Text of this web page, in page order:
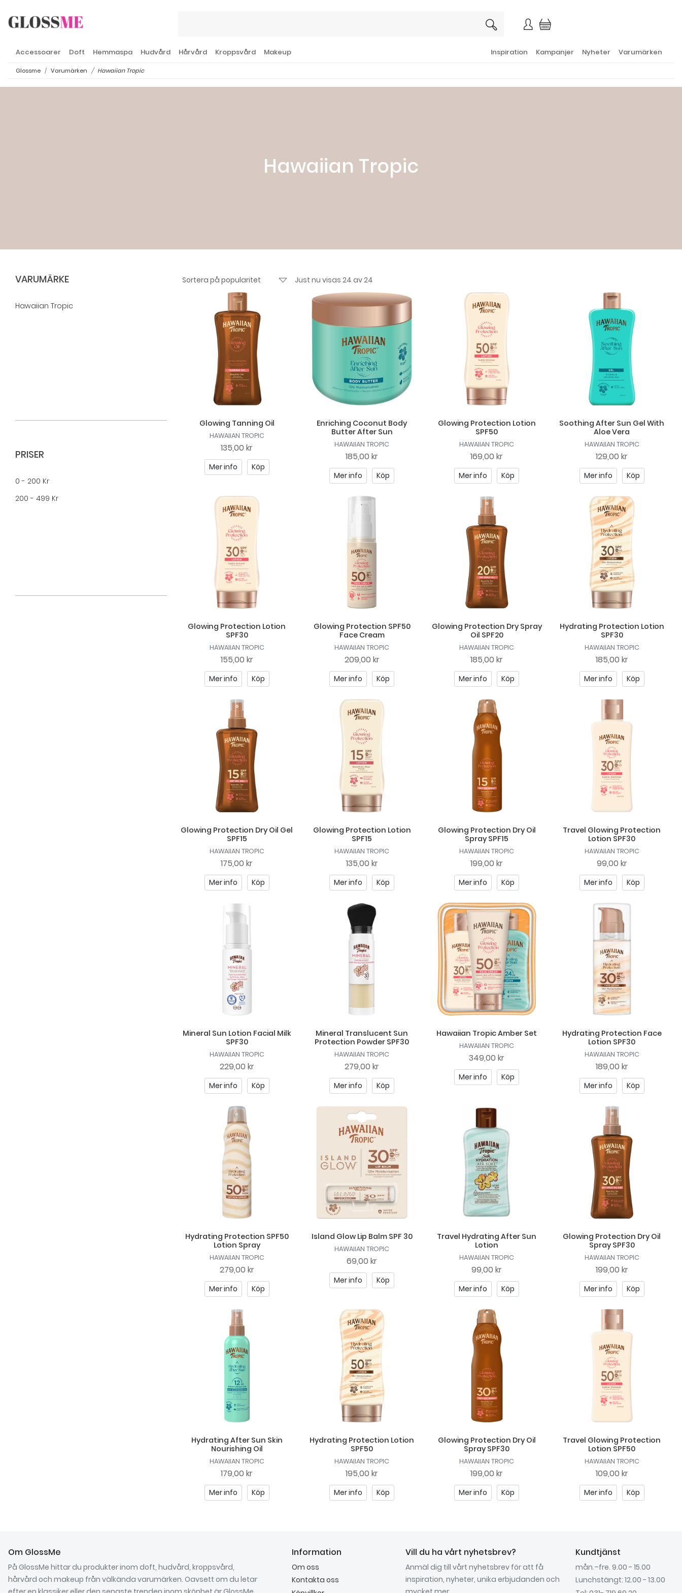
Accessoarer Doft Hemmaspa Hudvård Hårvård Kroppsvård Makeup Inspiration Kampanjer Nyheter Varumärken
Glossme Varumärken Hawaiian Tropic
Hawaiian Tropic
VARUMÄRKE
Hawaiian Tropic
PRISER
0 - 200 Kr
200 - 499 Kr
Just nu visas 24 av 24
Glowing Tanning Oil
HAWAIIAN TROPIC
135,00 kr
Mer info Köp
Enriching Coconut Body
Butter After Sun
HAWAIIAN TROPIC
185,00 kr
Mer info Köp
Glowing Protection Lotion
SPF50
HAWAIIAN TROPIC
169,00 kr
Mer info Köp
Soothing After Sun Gel With
Aloe Vera
HAWAIIAN TROPIC
129,00 kr
Mer info Köp
Glowing Protection Lotion
SPF30
HAWAIIAN TROPIC
155,00 kr
Mer info Köp
Glowing Protection SPF50
Face Cream
HAWAIIAN TROPIC
209,00 kr
Mer info Köp
Glowing Protection Dry Spray
Oil SPF20
HAWAIIAN TROPIC
185,00 kr
Mer info Köp
Hydrating Protection Lotion
SPF30
HAWAIIAN TROPIC
185,00 kr
Mer info Köp
Glowing Protection Dry Oil Gel
SPF15
HAWAIIAN TROPIC
175,00 kr
Mer info Köp
Glowing Protection Lotion
SPF15
HAWAIIAN TROPIC
135,00 kr
Mer info Köp
Glowing Protection Dry Oil
Spray SPF15
HAWAIIAN TROPIC
199,00 kr
Mer info Köp
Travel Glowing Protection
Lotion SPF30
HAWAIIAN TROPIC
99,00 kr
Mer info Köp
Mineral Sun Lotion Facial Milk
SPF30
HAWAIIAN TROPIC
229,00 kr
Mer info Köp
Mineral Translucent Sun
Protection Powder SPF30
HAWAIIAN TROPIC
279,00 kr
Mer info Köp
Hawaiian Tropic Amber Set
HAWAIIAN TROPIC
349,00 kr
Mer info Köp
Hydrating Protection Face
Lotion SPF30
HAWAIIAN TROPIC
189,00 kr
Mer info Köp
Hydrating Protection SPF50
Lotion Spray
HAWAIIAN TROPIC
279,00 kr
Mer info Köp
Island Glow Lip Balm SPF 30
HAWAIIAN TROPIC
69,00 kr
Mer info Köp
Travel Hydrating After Sun
Lotion
HAWAIIAN TROPIC
99,00 kr
Mer info Köp
Glowing Protection Dry Oil
Spray SPF30
HAWAIIAN TROPIC
199,00 kr
Mer info Köp
Hydrating After Sun Skin
Nourishing Oil
HAWAIIAN TROPIC
179,00 kr
Mer info Köp
Hydrating Protection Lotion
SPF50
HAWAIIAN TROPIC
195,00 kr
Mer info Köp
Glowing Protection Dry Oil
Spray SPF30
HAWAIIAN TROPIC
199,00 kr
Mer info Köp
Travel Glowing Protection
Lotion SPF50
HAWAIIAN TROPIC
109,00 kr
Mer info Köp
Om GlossMe
På GlossMe hittar du produkter inom doft, hudvård, kroppsvård,
hårvård och makeup från välkända varumärken. Oavsett om du letar
Information
Om oss
Kontakta oss
Vill du ha vårt nyhetsbrev?
Anmäl dig till vårt nyhetsbrev för att få
inspiration, nyheter, unika erbjudanden och
Kundtjänst
mån.–fre. 9.00 - 15.00
Lunchstängt: 12.00 - 13.00